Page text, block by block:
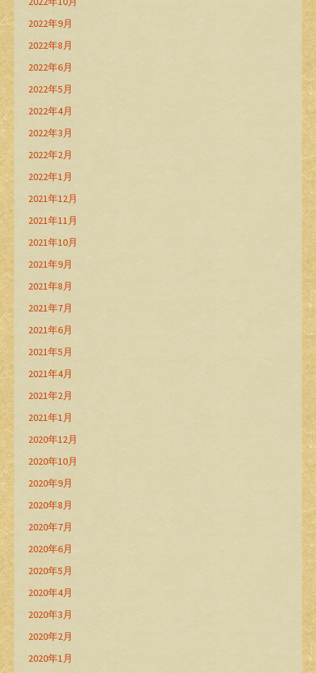
2022年9月
2022年8月
2022年6月
2022年5月
2022年4月
2022年3月
2022年2月
2022年1月
2021年12月
2021年11月
2021年10月
2021年9月
2021年8月
2021年7月
2021年6月
2021年5月
2021年4月
2021年2月
2021年1月
2020年12月
2020年10月
2020年9月
2020年8月
2020年7月
2020年6月
2020年5月
2020年4月
2020年3月
2020年2月
2020年1月